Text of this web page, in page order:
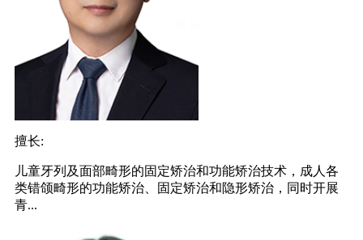
擅长:
儿童牙列及面部畸形的固定矫治和功能矫治技术，成人各
类错颌畸形的功能矫治、固定矫治和隐形矫治，同时开展
青...